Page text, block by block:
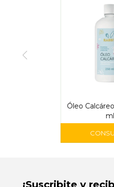
Óleo
ml
¡Suscribite y